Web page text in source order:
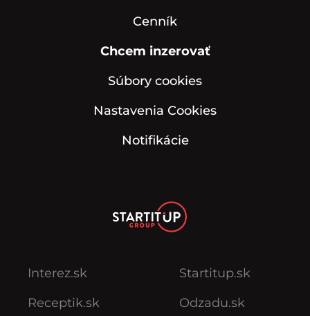
Cenník
Chcem inzerovať
Súbory cookies
Nastavenia Cookies
Notifikácie
Interez.sk
Receptik.sk
Startitup.sk
Odzadu.sk